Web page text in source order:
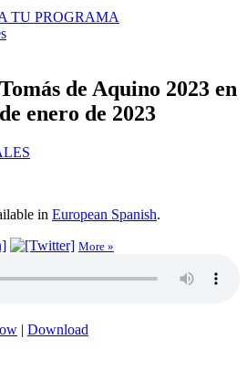
TU PROGRAMA
de Aquino 2023 en
enero de 2023
in European Spanish.
More »
| Download